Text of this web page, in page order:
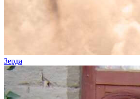
Зерда